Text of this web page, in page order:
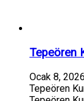
Tepeören
Ocak 8, 2026
Tepeören